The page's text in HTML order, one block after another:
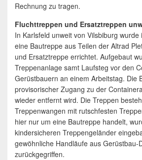
Rechnung zu tragen.
Fluchttreppen und Ersatztreppen
In Karlsfeld unweit von Vilsbiburg
eine Bautreppe aus Teilen der Altrad
und Ersatztreppe errichtet. Aufgebaut
Treppenanlage samt Laufsteg vor den
Gerüstbauern an einem Arbeitstag. Die
provisorischer Zugang zu der
wieder entfernt wird. Die Treppen
Treppenwangen mit rutschfesten
hier nur um eine Bautreppe handelt,
kindersicheren Treppengeländer
gewöhnliche Handläufe aus Gerüstbau-
zurückgegriffen.